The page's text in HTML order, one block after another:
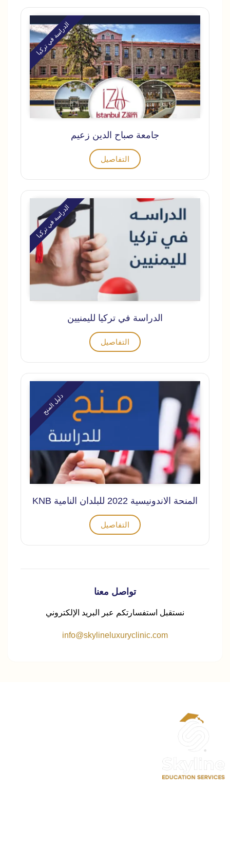
الدراسة في تركيا
جامعة صباح الدين زعيم
التفاصيل
الدراسة في تركيا
الدراسة في تركيا لليمنيين
التفاصيل
دليل المنح
المنحة الاندونيسية 2022 للبلدان النامية KNB
التفاصيل
تواصل معنا
نستقبل استفسارتكم عبر البريد الإلكتروني
info@skylineluxuryclinic.com